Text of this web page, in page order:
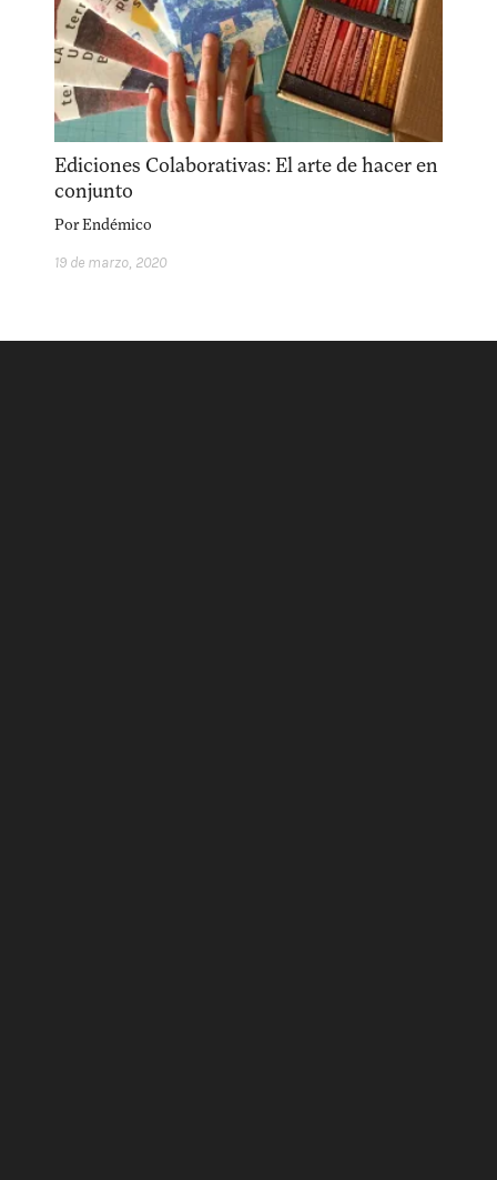
Ediciones Colaborativas: El arte de hacer en
conjunto
PorEndémico
19 de marzo, 2020
acerca
equipo política de envíos